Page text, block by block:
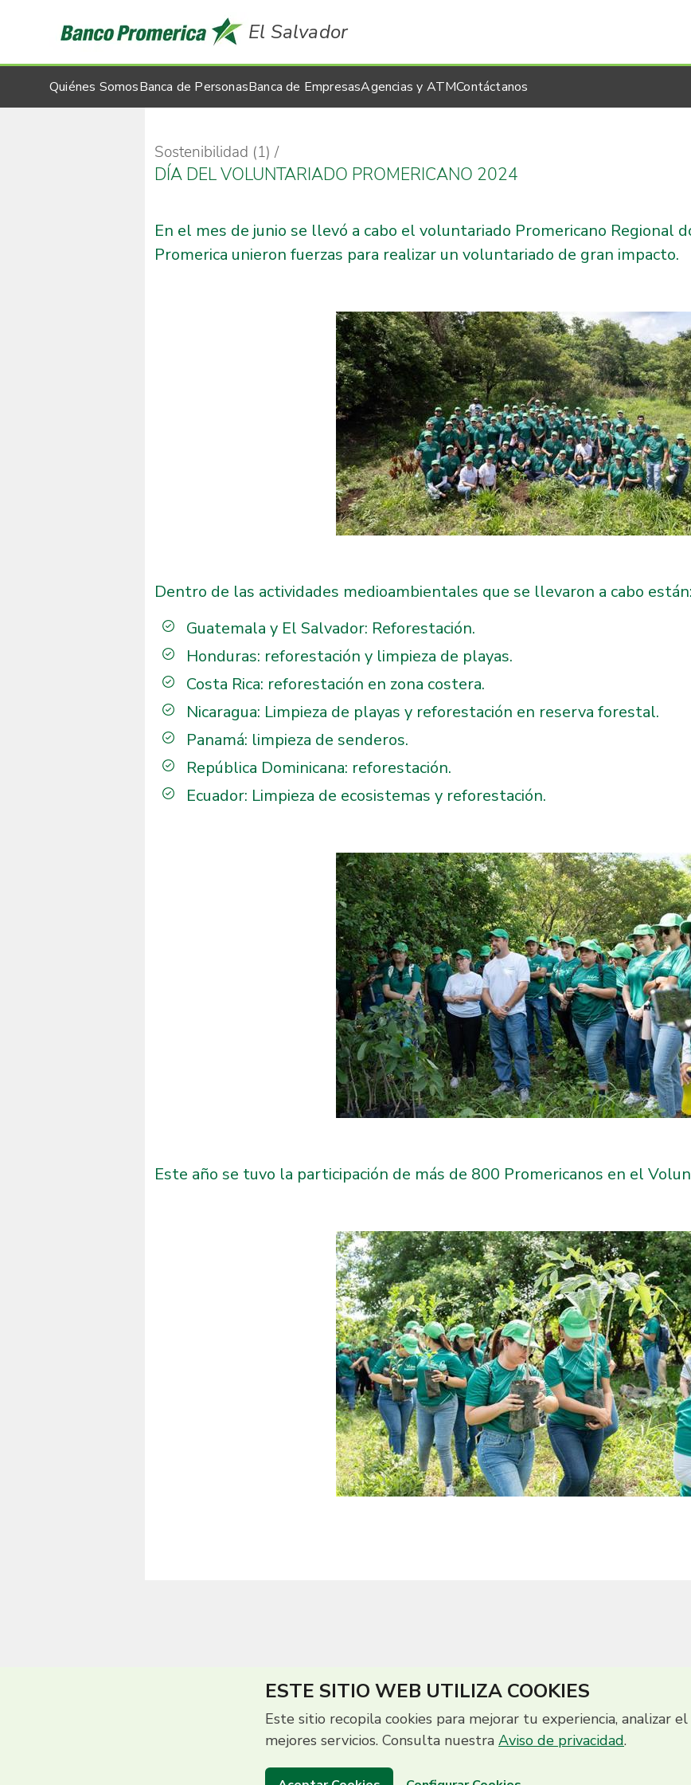
El Salvador
Quiénes SomosBanca de PersonasBanca de EmpresasAgencias y ATMContáctanos
Sostenibilidad (1)
DÍA DEL VOLUNTARIADO PROMERICANO 2024
En el mes de junio se llevó a cabo el voluntariado Promericano Regional
Promerica unieron fuerzas para realizar un voluntariado de gran impacto.
Dentro de las actividades medioambientales que se llevaron a cabo están:
Guatemala y El Salvador: Reforestación.
Honduras: reforestación y limpieza de playas.
Costa Rica: reforestación en zona costera.
Nicaragua: Limpieza de playas y reforestación en reserva forestal.
Panamá: limpieza de senderos.
República Dominicana: reforestación.
Ecuador: Limpieza de ecosistemas y reforestación.
Este año se tuvo la participación de más de 800 Promericanos en el
ESTE SITIO WEB UTILIZA COOKIES
Este sitio recopila cookies para mejorar tu experiencia, analizar
mejores servicios. Consulta nuestra Aviso de privacidad.